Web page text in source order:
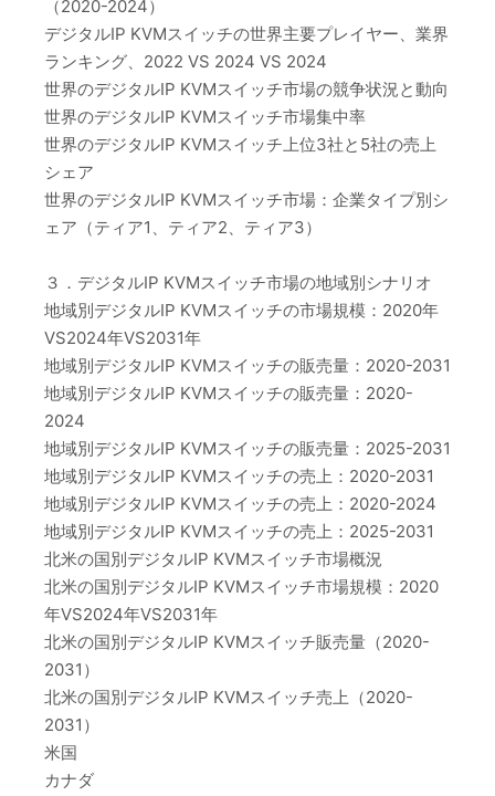
（2020-2024）
デジタルIP KVMスイッチの世界主要プレイヤー、業界
ランキング、2022 VS 2024 VS 2024
世界のデジタルIP KVMスイッチ市場の競争状況と動向
世界のデジタルIP KVMスイッチ市場集中率
世界のデジタルIP KVMスイッチ上位3社と5社の売上
シェア
世界のデジタルIP KVMスイッチ市場：企業タイプ別シ
ェア（ティア1、ティア2、ティア3）
３．デジタルIP KVMスイッチ市場の地域別シナリオ
地域別デジタルIP KVMスイッチの市場規模：2020年
VS2024年VS2031年
地域別デジタルIP KVMスイッチの販売量：2020-2031
地域別デジタルIP KVMスイッチの販売量：2020-
2024
地域別デジタルIP KVMスイッチの販売量：2025-2031
地域別デジタルIP KVMスイッチの売上：2020-2031
地域別デジタルIP KVMスイッチの売上：2020-2024
地域別デジタルIP KVMスイッチの売上：2025-2031
北米の国別デジタルIP KVMスイッチ市場概況
北米の国別デジタルIP KVMスイッチ市場規模：2020
年VS2024年VS2031年
北米の国別デジタルIP KVMスイッチ販売量（2020-
2031）
北米の国別デジタルIP KVMスイッチ売上（2020-
2031）
米国
カナダ